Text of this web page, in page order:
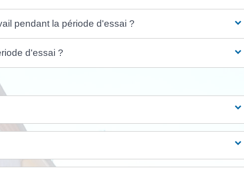
pendant la période d'essai ?
d'essai ?